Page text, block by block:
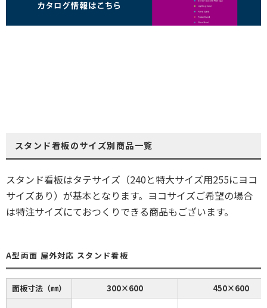
スタンド看板のサイズ別商品一覧
スタンド看板はタテサイズ（240と特大サイズ用255にヨコ
サイズあり）が基本となります。ヨコサイズご希望の場合
は特注サイズにておつくりできる商品もございます。
A型両面 屋外対応 スタンド看板
面板寸法（㎜） 300×600 450×600